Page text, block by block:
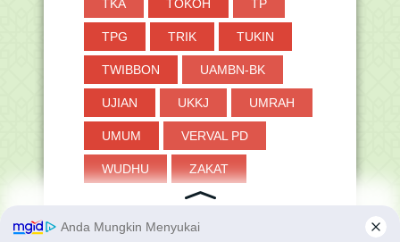
TKA TOKOH TP
TPG TRIK TUKIN
TWIBBON UAMBN-BK
UJIAN UKKJ UMRAH
UMUM VERVAL PD
WUDHU ZAKAT
baik di dunia maupun di akhirat. Aamiin